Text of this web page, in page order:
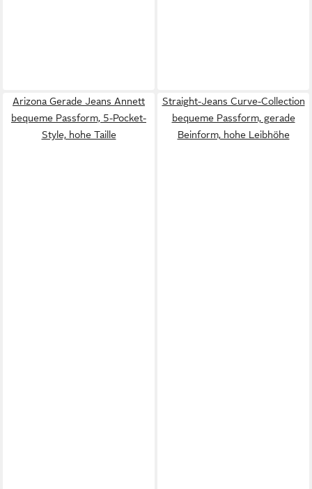
Arizona Gerade Jeans Annett
bequeme Passform, 5-Pocket-
Style, hohe Taille
Straight-Jeans Curve-Collection
bequeme Passform, gerade
Beinform, hohe Leibhöhe